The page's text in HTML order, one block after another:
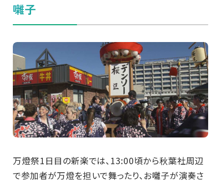
囃子
万燈祭1日目の新楽では、13:00頃から秋葉社周辺
で参加者が万燈を担いで舞ったり、お囃子が演奏さ